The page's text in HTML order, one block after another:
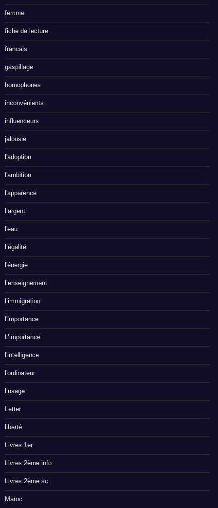
femme
fiche de lecture
francais
gaspillage
homophones
inconvénients
influenceurs
jalousie
l'adoption
l'ambition
l'apparence
l’argent
l'eau
l’égalité
l'énergie
l’enseignement
l’immigration
l'importance
L’importance
l'intelligence
l'ordinateur
l’usage
Letter
liberté
Livres 1er
Livres 2ème info
Livres 2ème sc
Maroc